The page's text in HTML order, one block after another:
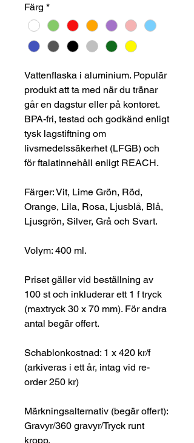
Färg *
Vattenflaska i aluminium. Populär
produkt att ta med när du tränar
går en dagstur eller på kontoret.
BPA-fri, testad och godkänd enligt
tysk lagstiftning om
livsmedelssäkerhet (LFGB) och
för ftalatinnehåll enligt REACH.
Färger: Vit, Lime Grön, Röd,
Orange, Lila, Rosa, Ljusblå, Blå,
Ljusgrön, Silver, Grå och Svart.
Volym: 400 ml.
Priset gäller vid beställning av
100 st och inkluderar ett 1 f tryck
(maxtryck 30 x 70 mm). För andra
antal begär offert.
Schablonkostnad: 1 x 420 kr/f
(arkiveras i ett år, intag vid re-
order 250 kr)
Märkningsalternativ (begär offert):
Gravyr/360 gravyr/Tryck runt
kropp.